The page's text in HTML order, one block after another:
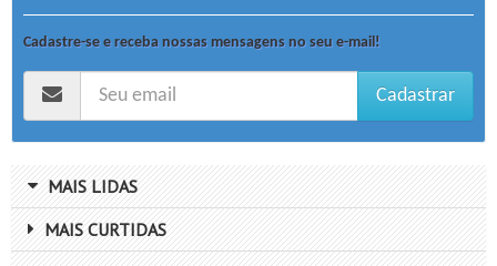
Cadastre-se e receba nossas mensagens no seu e-mail!
Cadastrar
MAIS LIDAS
MAIS CURTIDAS